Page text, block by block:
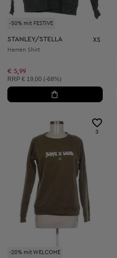
-50% mit FESTIVE
STANLEY/STELLA XS
Herren Shirt
€ 5,99
Unverbindliche Preisempfehlung:
RRP € 19,00 (-68%)
-20% mit WELCOME
3